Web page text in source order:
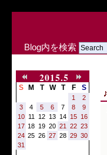
Blog内を検索
2015.5
S M T W T F S
1
2
3
4 5 6 7 8
9
10 11 12 13 14 15 16
17 18 19 20 21 22 23
24 25 26 27 28 29 30
31